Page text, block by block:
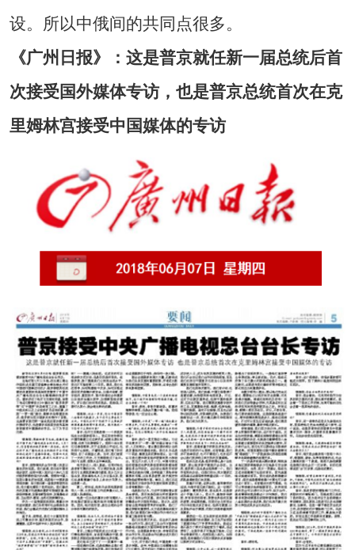
设。所以中俄间的共同点很多。
《广州日报》：这是普京就任新一届总统后首
次接受国外媒体专访，也是普京总统首次在克
里姆林宫接受中国媒体的专访